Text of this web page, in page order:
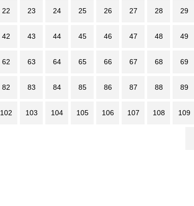
22 23 24 25 26 27 28 29
42 43 44 45 46 47 48 49
62 63 64 65 66 67 68 69
82 83 84 85 86 87 88 89
102 103 104 105 106 107 108 109